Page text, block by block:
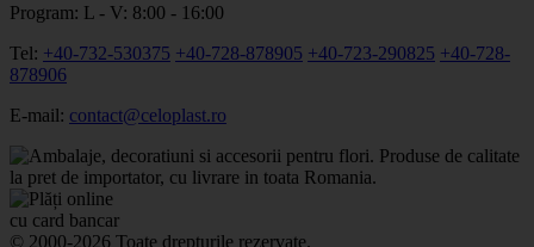
Program: L - V: 8:00 - 16:00
Tel: +40-732-530375 +40-728-878905 +40-723-290825 +40-728-
878906
E-mail: contact@celoplast.ro
© 2000-2026 Toate drepturile rezervate.